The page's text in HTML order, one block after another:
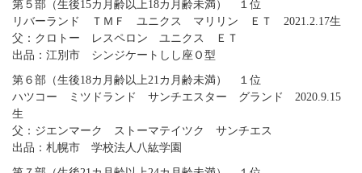
第５部（生後15カ月齢以上18カ月齢未満） １位
リバーランド ＴＭＦ ユニクス マリリン ＥＴ 2021.2.17生
父：クロトー レスペロン ユニクス ＥＴ
出品：江別市 シンジケートしし座Ｏ型
第６部（生後18カ月齢以上21カ月齢未満） １位
ハツコー ミツドランド サンチエスター グランド 2020.9.15
生
父：ジエンマーク ストーマテイツク サンチエス
出品：札幌市 学校法人八紘学園